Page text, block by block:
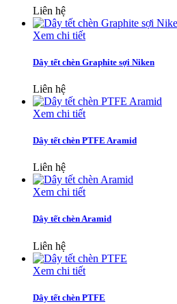
Liên hệ
Xem chi tiết
Dây tết chèn Graphite sợi Niken
Liên hệ
Xem chi tiết
Dây tết chèn PTFE Aramid
Liên hệ
Xem chi tiết
Dây tết chèn Aramid
Liên hệ
Xem chi tiết
Dây tết chèn PTFE